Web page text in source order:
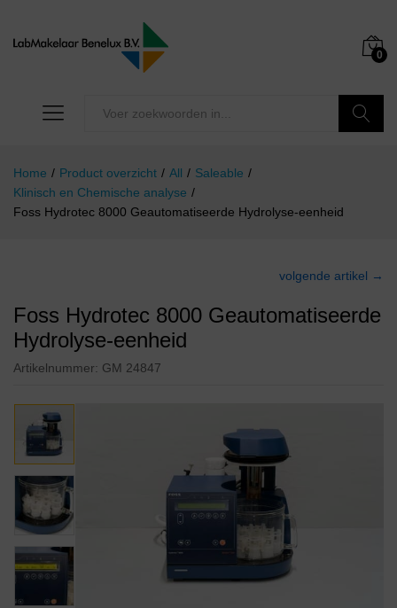
0
Home / Product overzicht / All / Saleable /
Klinisch en Chemische analyse /
Foss Hydrotec 8000 Geautomatiseerde Hydrolyse-eenheid
volgende artikel →
Foss Hydrotec 8000 Geautomatiseerde
Hydrolyse-eenheid
Artikelnummer: GM 24847